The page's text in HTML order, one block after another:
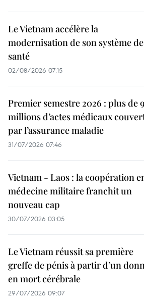
Le Vietnam accélère la
modernisation de son système de
santé
02/08/2026 07:15
Premier semestre 2026 : plus de
millions d’actes médicaux
par l’assurance maladie
31/07/2026 07:46
Vietnam - Laos : la coopération
médecine militaire franchit un
nouveau cap
30/07/2026 03:05
Le Vietnam réussit sa première
greffe de pénis à partir d’un
en mort cérébrale
29/07/2026 09:07